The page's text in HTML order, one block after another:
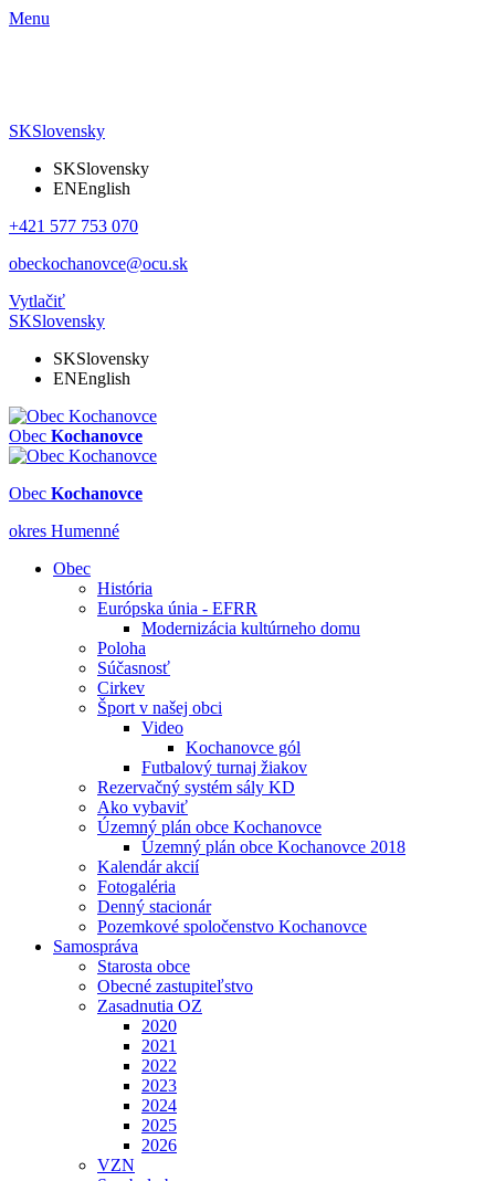
Menu
SKSlovensky
SKSlovensky
ENEnglish
+421 577 753 070
obeckochanovce@ocu.sk
Vytlačiť
SKSlovensky
SKSlovensky
ENEnglish
Obec Kochanovce
Obec Kochanovce
okres Humenné
Obec
História
Európska únia - EFRR
Modernizácia kultúrneho domu
Poloha
Súčasnosť
Cirkev
Šport v našej obci
Video
Kochanovce gól
Futbalový turnaj žiakov
Rezervačný systém sály KD
Ako vybaviť
Územný plán obce Kochanovce
Územný plán obce Kochanovce 2018
Kalendár akcií
Fotogaléria
Denný stacionár
Pozemkové spoločenstvo Kochanovce
Samospráva
Starosta obce
Obecné zastupiteľstvo
Zasadnutia OZ
2020
2021
2022
2023
2024
2025
2026
VZN